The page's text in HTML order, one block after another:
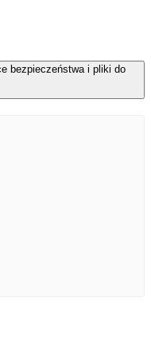
bezpieczeństwa i pliki do